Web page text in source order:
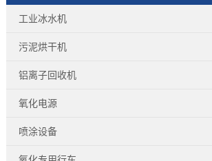
工业冰水机
污泥烘干机
铝离子回收机
氧化电源
喷涂设备